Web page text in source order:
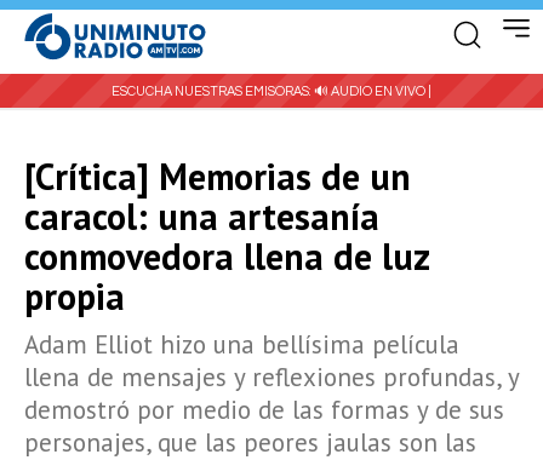
ESCUCHA NUESTRAS EMISORAS: 🔊 AUDIO EN VIVO |
[Crítica] Memorias de un
caracol: una artesanía
conmovedora llena de luz
propia
Adam Elliot hizo una bellísima película
llena de mensajes y reflexiones profundas, y
demostró por medio de las formas y de sus
personajes, que las peores jaulas son las